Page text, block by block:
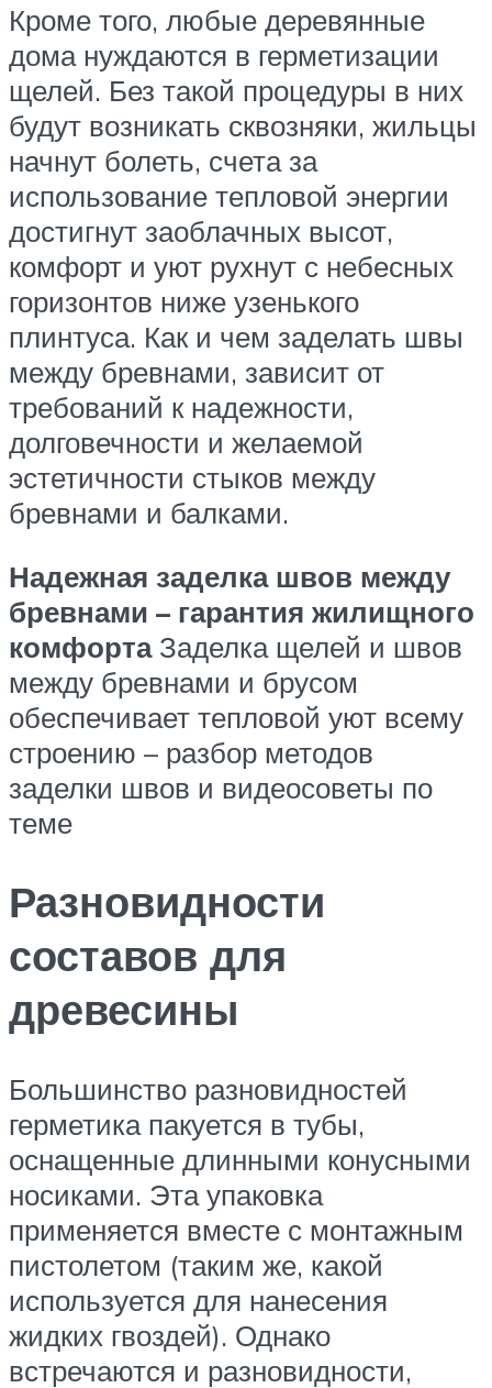
Кроме того, любые деревянные
дома нуждаются в герметизации
щелей. Без такой процедуры в них
будут возникать сквозняки, жильцы
начнут болеть, счета за
использование тепловой энергии
достигнут заоблачных высот,
комфорт и уют рухнут с небесных
горизонтов ниже узенького
плинтуса. Как и чем заделать швы
между бревнами, зависит от
требований к надежности,
долговечности и желаемой
эстетичности стыков между
бревнами и балками.
Надежная заделка швов между
бревнами – гарантия жилищного
комфортаЗаделка щелей и швов
между бревнами и брусом
обеспечивает тепловой уют всему
строению – разбор методов
заделки швов и видеосоветы по
теме
Разновидности
составов для
древесины
Большинство разновидностей
герметика пакуется в тубы,
оснащенные длинными конусными
носиками. Эта упаковка
применяется вместе с монтажным
пистолетом (таким же, какой
используется для нанесения
жидких гвоздей). Однако
встречаются и разновидности,